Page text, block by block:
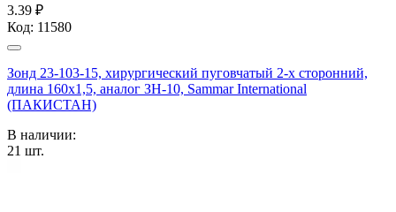
3.39 ₽
Код: 11580
Зонд 23-103-15, хирургический пуговчатый 2-х сторонний,
длина 160х1,5, аналог ЗН-10, Sammar International
(ПАКИСТАН)
В наличии:
21 шт.